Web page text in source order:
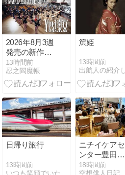
2026年8月3週
発売の新作、
EBiDAN(恵比
寿学園男子部)
「YES！東
念、
SUPER☆DRAGON
のススメ｜
M!LK 超特急
スパドラ
13時間前
忍之閻魔帳
篤姫
13時間前
日帰り旅行
13時間前
ニチイケアセ
ンター豊田南
2026年8月あ
18時間前
空想俳人日記